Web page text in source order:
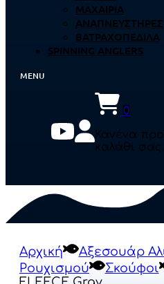
ΜΑΧΑΊΡΙΑ
ΑΝΑΠΝΕΥΣΤΉΡΕΣ
ΒΑΤΡΑΧΟΠΈΔΙΛΑ
SPINNING ANGLERS
0
Κανένα
καλάθι σας.
Αρχική Αξεσουάρ
Ρουχισμού
Σκούφοι